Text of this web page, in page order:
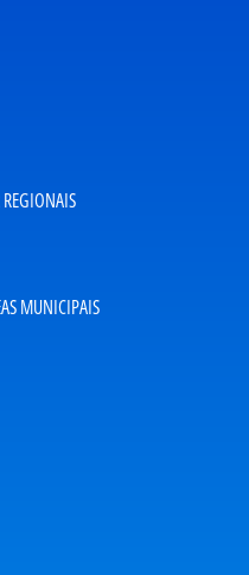
REGIONAIS
MUNICIPAIS